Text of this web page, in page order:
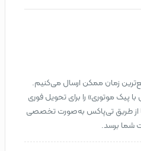
زمان ممکن ارسال می‌کنیم.
پیک موتوری» را برای تحویل فوری
از طریق تی‌پاکس به‌صورت تخصصی
شما برسد.